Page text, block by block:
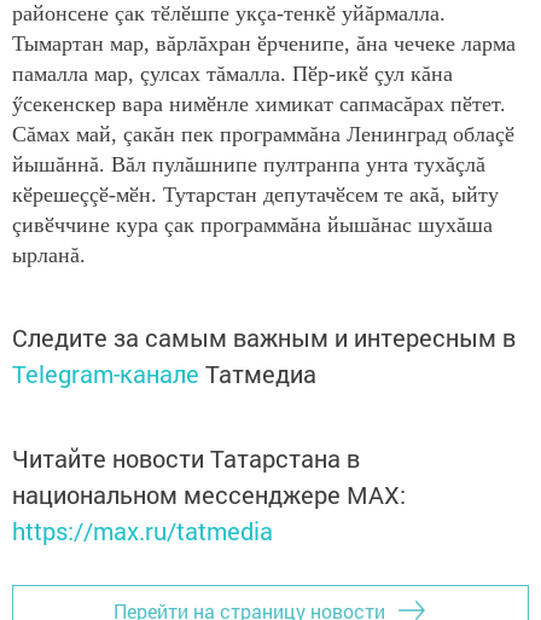
районсене çак тӗлӗшпе укçа-тенкӗ уйăрмалла.
Тымартан мар, вăрлăхран ӗрченипе, ăна чечеке ларма
памалла мар, çулсах тăмалла. Пӗр-икӗ çул кăна
ӳсекенскер вара нимӗнле химикат сапмасăрах пӗтет.
Сăмах май, çакăн пек программăна Ленинград облаçӗ
йышăннă. Вăл пулăшнипе пултранпа унта тухăçлă
кӗрешеççӗ-мӗн. Тутарстан депутачӗсем те акă, ыйту
çивӗччине кура çак программăна йышăнас шухăша
ырланă.
Следите за самым важным и интересным в
Telegram-канале Татмедиа
Читайте новости Татарстана в
национальном мессенджере MАХ:
https://max.ru/tatmedia
Перейти на страницу новости